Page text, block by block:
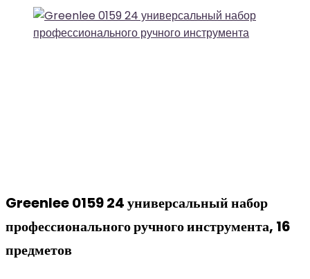
Greenlee 0159 24 универсальный набор
профессионального ручного инструмента, 16
предметов